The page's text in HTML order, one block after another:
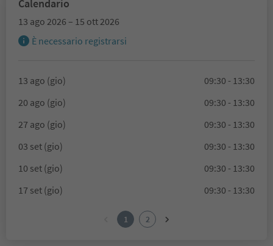
Calendario
13 ago 2026 – 15 ott 2026
È necessario registrarsi
13 ago (gio)
09:30 - 13:30
20 ago (gio)
09:30 - 13:30
27 ago (gio)
09:30 - 13:30
03 set (gio)
09:30 - 13:30
10 set (gio)
09:30 - 13:30
17 set (gio)
09:30 - 13:30
1 2